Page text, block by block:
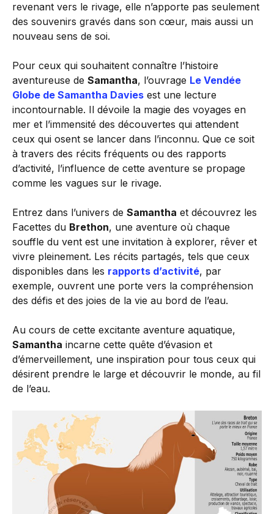
revenant vers le rivage, elle n’apporte pas seulement
des souvenirs gravés dans son cœur, mais aussi un
nouveau sens de soi.
Pour ceux qui souhaitent connaître l’histoire
aventureuse de Samantha, l’ouvrage Le Vendée
Globe de Samantha Davies est une lecture
incontournable. Il dévoile la magie des voyages en
mer et l’immensité des découvertes qui attendent
ceux qui osent se lancer dans l’inconnu. Que ce soit
à travers des récits fréquents ou des rapports
d’activité, l’influence de cette aventure se propage
comme les vagues sur le rivage.
Entrez dans l’univers de Samantha et découvrez les
Facettes du Brethon, une aventure où chaque
souffle du vent est une invitation à explorer, rêver et
vivre pleinement. Les récits partagés, tels que ceux
disponibles dans les rapports d’activité, par
exemple, ouvrent une porte vers la compréhension
des défis et des joies de la vie au bord de l’eau.
Au cours de cette excitante aventure aquatique,
Samantha incarne cette quête d’évasion et
d’émerveillement, une inspiration pour tous ceux qui
désirent prendre le large et découvrir le monde, au fil
de l’eau.